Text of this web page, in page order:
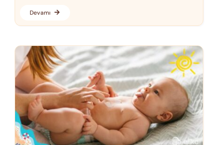
Devamı